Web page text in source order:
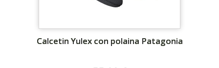
Calcetin Yulex con polaina Patagonia